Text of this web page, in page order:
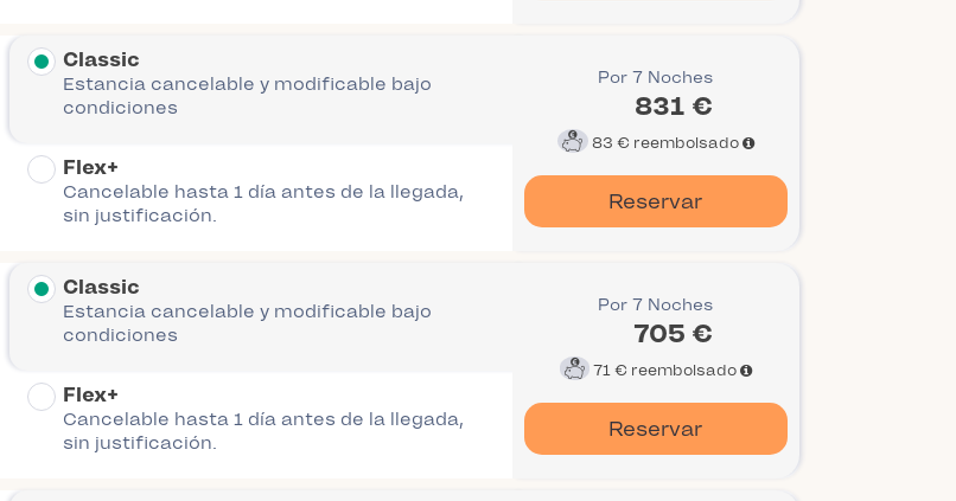
Classic
Estancia cancelable y modificable bajo
condiciones
Flex+
Cancelable hasta 1 día antes de la llegada,
sin justificación.
Por 7 Noches
831 €
83 € reembolsado
Reservar
Classic
Estancia cancelable y modificable bajo
condiciones
Flex+
Cancelable hasta 1 día antes de la llegada,
sin justificación.
Por 7 Noches
705 €
71 € reembolsado
Reservar